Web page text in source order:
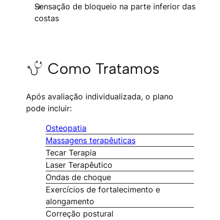
Sensação de bloqueio na parte inferior das
costas
Como Tratamos
Após avaliação individualizada, o plano
pode incluir:
Osteopatia
Massagens terapêuticas
Tecar Terapia
Laser Terapêutico
Ondas de choque
Exercícios de fortalecimento e
alongamento
Correção postural